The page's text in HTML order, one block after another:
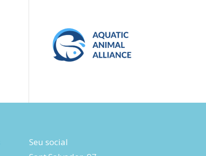
Seu social